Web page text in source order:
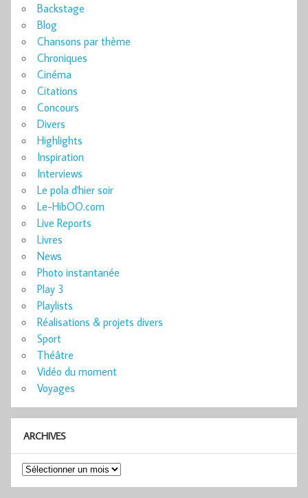
Backstage
Blog
Chansons par thème
Chroniques
Cinéma
Citations
Concours
Divers
Highlights
Inspiration
Interviews
Le pola d'hier soir
Le-HibOO.com
Live Reports
Livres
News
Photo instantanée
Play 3
Playlists
Réalisations & projets divers
Sport
Théâtre
Vidéo du moment
Voyages
ARCHIVES
Archives